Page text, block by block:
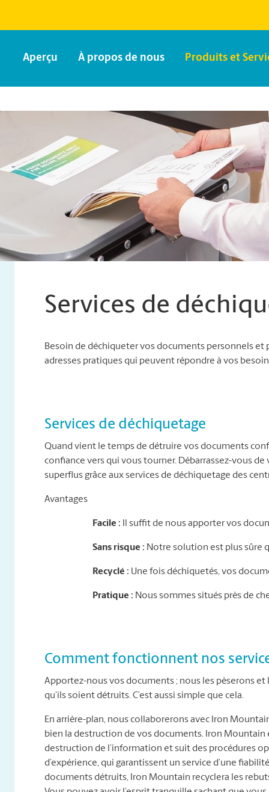
Aperçu À propos de nous Produits et
Services de
Besoin de déchiqueter vos documents personnels et
adresses pratiques qui peuvent répondre à vos
Services de déchiquetage
Quand vient le temps de détruire vos documents
confiance vers qui vous tourner. Débarrassez-vous
superflus grâce aux services de déchiquetage des
Avantages
Facile : Il suffit de nous apporter vos
Sans risque : Notre solution est plus sûre
Recyclé : Une fois déchiquetés, vos
Pratique : Nous sommes situés près de
Comment fonctionnent nos
Apportez-nous vos documents ; nous les pèserons
qu’ils soient détruits. C’est aussi simple que cela.
En arrière-plan, nous collaborerons avec Iron
bien la destruction de vos documents. Iron Mountain
destruction de l’information et suit des procédures
d’expérience, qui garantissent un service d’une
documents détruits, Iron Mountain recyclera les